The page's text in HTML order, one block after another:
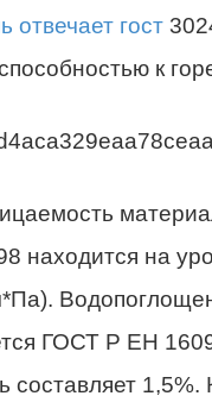
отвечает гост
к
находится на
ГОСТ Р ЕН
составляет 1,5%.